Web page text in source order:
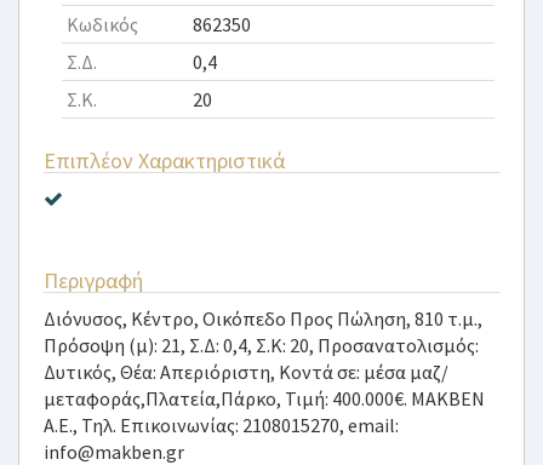
Κωδικός
862350
Σ.Δ.
0,4
Σ.Κ.
20
Επιπλέον Χαρακτηριστικά
Περιγραφή
Διόνυσος, Κέντρο, Οικόπεδο Προς Πώληση, 810 τ.μ.,
Πρόσοψη (μ): 21, Σ.Δ: 0,4, Σ.Κ: 20, Προσανατολισμός:
Δυτικός, Θέα: Απεριόριστη, Κοντά σε: μέσα μαζ/
μεταφοράς,Πλατεία,Πάρκο, Τιμή: 400.000€. MAKBEN
A.E., Τηλ. Επικοινωνίας: 2108015270, email:
info@makben.gr